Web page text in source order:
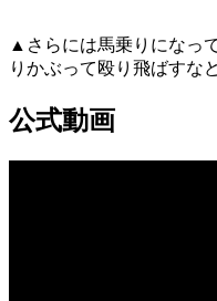
▲さらには馬乗りになっ
りかぶって殴り飛ばすな
公式動画